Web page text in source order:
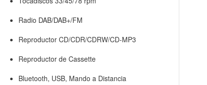
Radio DAB/DAB+/FM
Reproductor CD/CDR/CDRW/CD-MP3
Reproductor de Cassette
Bluetooth, USB, Mando a Distancia